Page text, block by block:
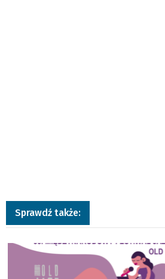
Sprawdź także:
a